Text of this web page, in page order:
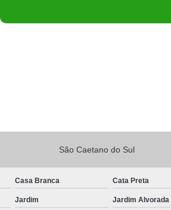
São Caetano do Sul
Casa Branca Cata Preta
Jardim Jardim Alvorada